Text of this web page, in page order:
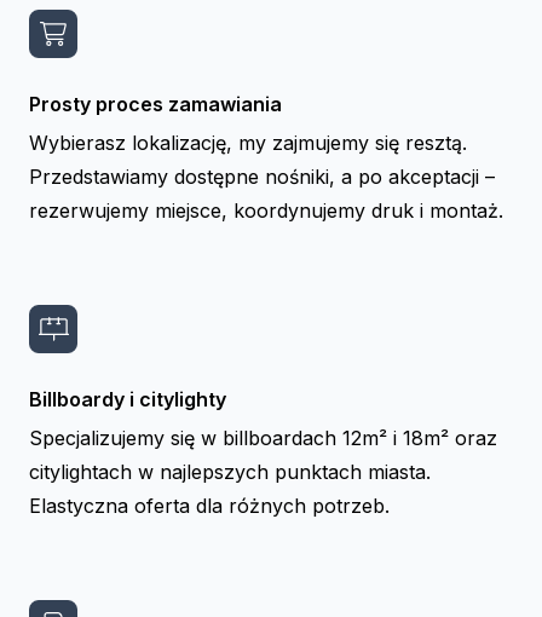
Prosty proces zamawiania
Wybierasz lokalizację, my zajmujemy się resztą.
Przedstawiamy dostępne nośniki, a po akceptacji –
rezerwujemy miejsce, koordynujemy druk i montaż.
Billboardy i citylighty
Specjalizujemy się w billboardach 12m² i 18m² oraz
citylightach w najlepszych punktach miasta.
Elastyczna oferta dla różnych potrzeb.